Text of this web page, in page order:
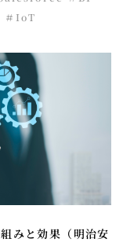
＃IoT
みと効果（明治安